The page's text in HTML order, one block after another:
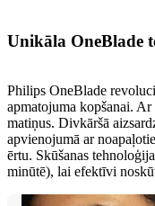
Unikāla OneBlade
Philips OneBlade
apmatojuma kopšanai.
matiņus. Divkāršā
apvienojumā ar
ērtu. Skūšanas
minūtē), lai efektīvi